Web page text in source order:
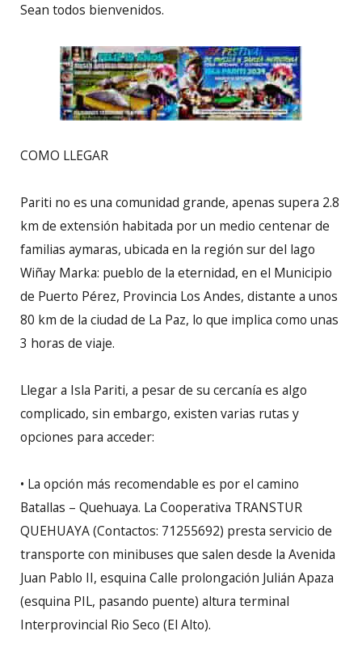
Sean todos bienvenidos.
COMO LLEGAR
Pariti no es una comunidad grande, apenas supera 2.8
km de extensión habitada por un medio centenar de
familias aymaras, ubicada en la región sur del lago
Wiñay Marka: pueblo de la eternidad, en el Municipio
de Puerto Pérez, Provincia Los Andes, distante a unos
80 km de la ciudad de La Paz, lo que implica como unas
3 horas de viaje.
Llegar a Isla Pariti, a pesar de su cercanía es algo
complicado, sin embargo, existen varias rutas y
opciones para acceder:
• La opción más recomendable es por el camino
Batallas – Quehuaya. La Cooperativa TRANSTUR
QUEHUAYA (Contactos: 71255692) presta servicio de
transporte con minibuses que salen desde la Avenida
Juan Pablo II, esquina Calle prolongación Julián Apaza
(esquina PIL, pasando puente) altura terminal
Interprovincial Rio Seco (El Alto).